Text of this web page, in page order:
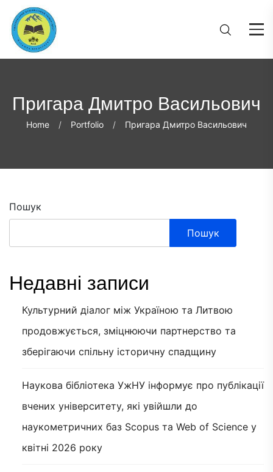
Пригара Дмитро Васильович
Home Portfolio Пригара Дмитро Васильович
Пошук
Пошук
Недавні записи
Культурний діалог між Україною та Литвою
продовжується, зміцнюючи партнерство та
зберігаючи спільну історичну спадщину
Наукова бібліотека УжНУ інформує про публікації
вчених університету, які увійшли до
наукометричних баз Scopus та Web of Science у
квітні 2026 року